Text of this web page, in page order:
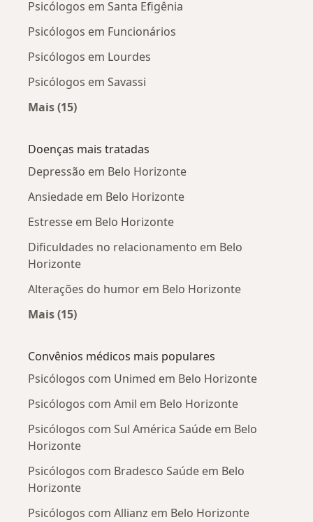
Psicólogos em Santa Efigênia
Psicólogos em Funcionários
Psicólogos em Lourdes
Psicólogos em Savassi
Mais (15)
Doenças mais tratadas
Depressão em Belo Horizonte
Ansiedade em Belo Horizonte
Estresse em Belo Horizonte
Dificuldades no relacionamento em Belo
Horizonte
Alterações do humor em Belo Horizonte
Mais (15)
Convênios médicos mais populares
Psicólogos com Unimed em Belo Horizonte
Psicólogos com Amil em Belo Horizonte
Psicólogos com Sul América Saúde em Belo
Horizonte
Psicólogos com Bradesco Saúde em Belo
Horizonte
Psicólogos com Allianz em Belo Horizonte